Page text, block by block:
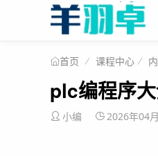
首页 课程中心
plc编程序
小编 2026年04